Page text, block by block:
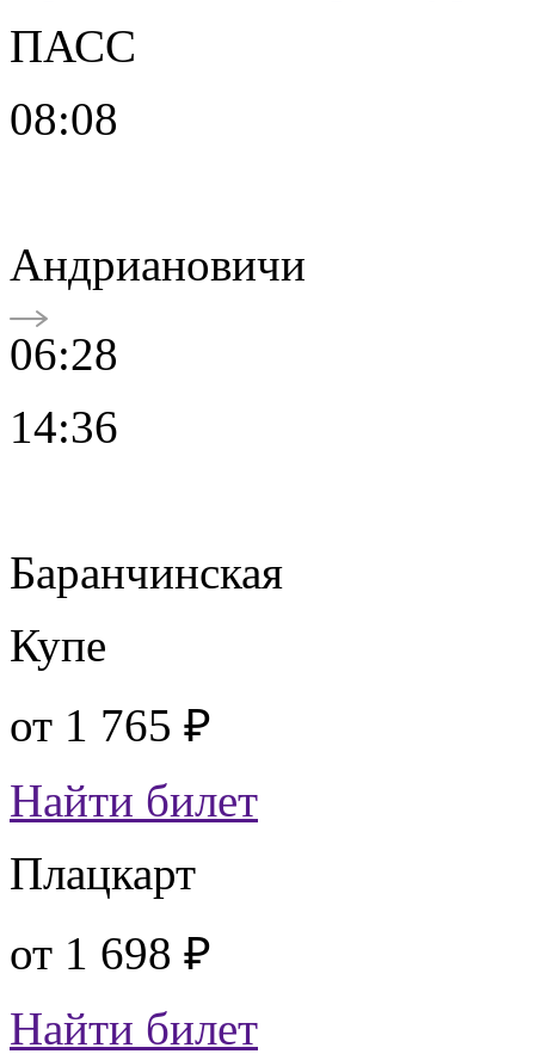
ПАСС
08:08
Андриановичи
06:28
14:36
Баранчинская
Купе
от 1 765 ₽
Найти билет
Плацкарт
от 1 698 ₽
Найти билет